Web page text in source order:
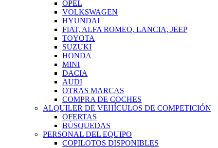
OPEL
VOLKSWAGEN
HYUNDAI
FIAT, ALFA ROMEO, LANCIA, JEEP
TOYOTA
SUZUKI
HONDA
MINI
DACIA
AUDI
OTRAS MARCAS
COMPRA DE COCHES
ALQUILER DE VEHÍCULOS DE COMPETICIÓN
OFERTAS
BÚSQUEDAS
PERSONAL DEL EQUIPO
COPILOTOS DISPONIBLES